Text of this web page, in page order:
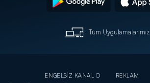
Tüm Uygulamalarımız
ENGELSİZ KANAL D REKLAM